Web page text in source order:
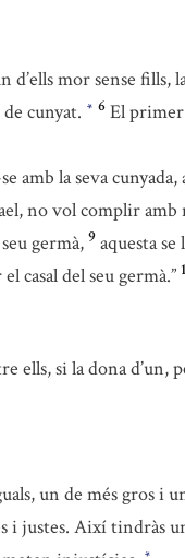
mor sense fills,
cunyat. * 6 El primer
amb la seva
no vol complir amb
germà, 9 aquesta
casal del seu germà.”
ells, si la dona d’un,
un de més gros i
i justes. Així tindràs